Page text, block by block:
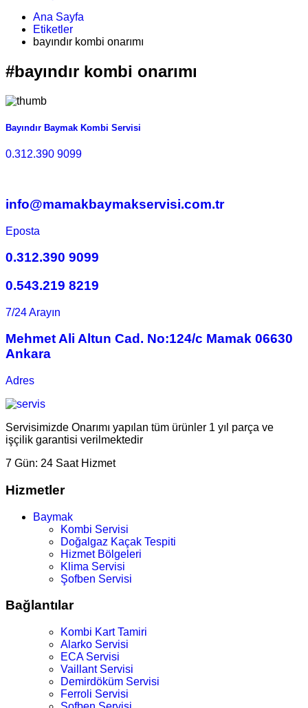
Ana Sayfa
Etiketler
bayındır kombi onarımı
#bayındır kombi onarımı
Bayındır Baymak Kombi Servisi
0.312.390 9099
info@mamakbaymakservisi.com.tr
Eposta
0.312.390 9099
0.543.219 8219
7/24 Arayın
Mehmet Ali Altun Cad. No:124/c Mamak 06630
Ankara
Adres
Servisimizde Onarımı yapılan tüm ürünler 1 yıl parça ve
işçilik garantisi verilmektedir
7 Gün: 24 Saat Hizmet
Hizmetler
Baymak
Kombi Servisi
Doğalgaz Kaçak Tespiti
Hizmet Bölgeleri
Klima Servisi
Şofben Servisi
Bağlantılar
Kombi Kart Tamiri
Alarko Servisi
ECA Servisi
Vaillant Servisi
Demirdöküm Servisi
Ferroli Servisi